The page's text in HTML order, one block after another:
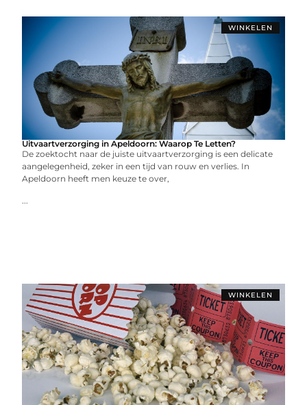
WINKELEN
Uitvaartverzorging in Apeldoorn: Waarop Te Letten?
De zoektocht naar de juiste uitvaartverzorging is een delicate
aangelegenheid, zeker in een tijd van rouw en verlies. In
Apeldoorn heeft men keuze te over,
...
WINKELEN